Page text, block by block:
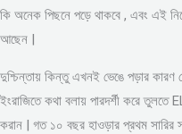
কি অনেক পিছনে পড়ে থাকবে , এবং এই
আছেন |
দুশ্চিন্তায় কিন্তু এখনই ভেঙে পড়ার
ইংরাজিতে কথা বলায় পারদর্শী করে
করান | গত ১০ বছর হাওড়ার প্রথম সারির